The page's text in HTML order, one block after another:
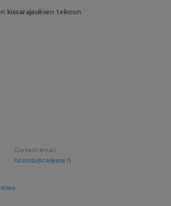
kissarajauksen tekoon
Contact email
hoitola@celeste.fi